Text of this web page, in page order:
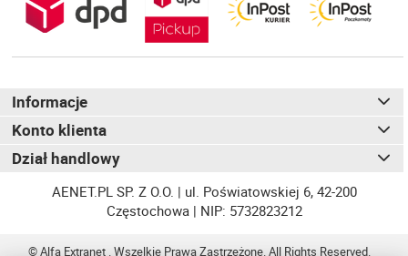
Informacje
Konto klienta
Dział handlowy
AENET.PL SP. Z O.O. | ul. Poświatowskiej 6, 42-200
Częstochowa | NIP: 5732823212
© Alfa Extranet . Wszelkie Prawa Zastrzeżone. All Rights Reserved.